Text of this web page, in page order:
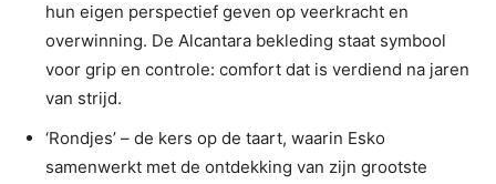
hun eigen perspectief geven op veerkracht en
overwinning. De Alcantara bekleding staat symbool
voor grip en controle: comfort dat is verdiend na jaren
van strijd.
‘Rondjes’ – de kers op de taart, waarin Esko
samenwerkt met de ontdekking van zijn grootste